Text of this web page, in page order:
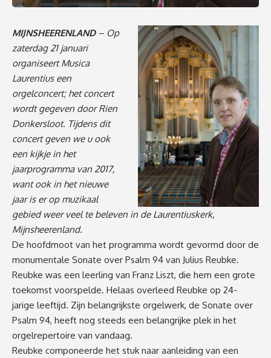
MIJNSHEERENLAND– Op
zaterdag 21 januari
organiseert Musica
Laurentius een
orgelconcert; het concert
wordt gegeven door Rien
Donkersloot. Tijdens dit
concert geven we u ook
een kijkje in het
jaarprogramma van 2017,
want ook in het nieuwe
jaar is er op muzikaal
gebied weer veel te beleven in de Laurentiuskerk,
Mijnsheerenland.
De hoofdmoot van het programma wordt gevormd door de
monumentale Sonate over Psalm 94 van Julius Reubke.
Reubke was een leerling van Franz Liszt, die hem een grote
toekomst voorspelde. Helaas overleed Reubke op 24-
jarige leeftijd. Zijn belangrijkste orgelwerk, de Sonate over
Psalm 94, heeft nog steeds een belangrijke plek in het
orgelrepertoire van vandaag.
Reubke componeerde het stuk naar aanleiding van een